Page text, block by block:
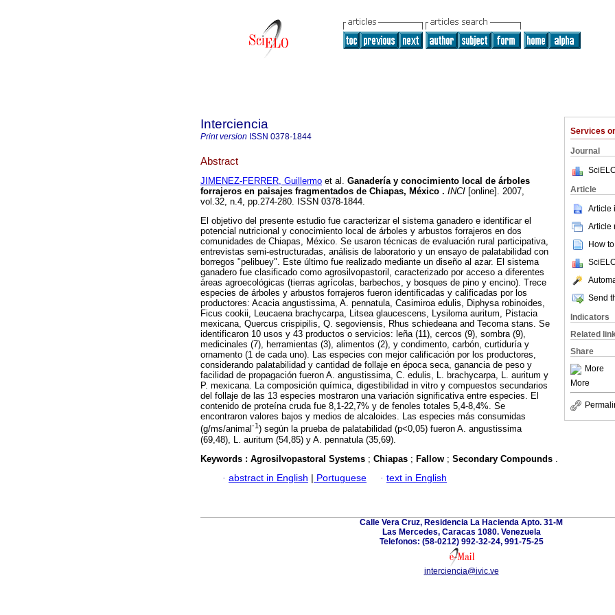
Services
Journal
Article
Article
Article
How
Send
Indicators
Related
Share
More
More
Interciencia
Print version ISSN 0378-1844
Abstract
JIMENEZ-FERRER, Guillermo et al. Ganadería y conocimiento local de árboles
forrajeros en paisajes fragmentados de Chiapas, México . INCI [online]. 2007,
vol.32, n.4, pp.274-280. ISSN 0378-1844.
El objetivo del presente estudio fue caracterizar el sistema ganadero e identificar el
potencial nutricional y conocimiento local de árboles y arbustos forrajeros en dos
comunidades de Chiapas, México. Se usaron técnicas de evaluación rural participativa,
entrevistas semi-estructuradas, análisis de laboratorio y un ensayo de palatabilidad con
borregos "pelibuey". Este último fue realizado mediante un diseño al azar. El sistema
ganadero fue clasificado como agrosilvopastoril, caracterizado por acceso a diferentes
áreas agroecológicas (tierras agrícolas, barbechos, y bosques de pino y encino). Trece
especies de árboles y arbustos forrajeros fueron identificadas y calificadas por los
productores: Acacia angustissima, A. pennatula, Casimiroa edulis, Diphysa robinoides,
Ficus cookii, Leucaena brachycarpa, Litsea glaucescens, Lysiloma auritum, Pistacia
mexicana, Quercus crispipilis, Q. segoviensis, Rhus schiedeana and Tecoma stans. Se
identificaron 10 usos y 43 productos o servicios: leña (11), cercos (9), sombra (9),
medicinales (7), herramientas (3), alimentos (2), y condimento, carbón, curtiduría y
ornamento (1 de cada uno). Las especies con mejor calificación por los productores,
considerando palatabilidad y cantidad de follaje en época seca, ganancia de peso y
facilidad de propagación fueron A. angustissima, C. edulis, L. brachycarpa, L. auritum y
P. mexicana. La composición química, digestibilidad in vitro y compuestos secundarios
del follaje de las 13 especies mostraron una variación significativa entre especies. El
contenido de proteína cruda fue 8,1-22,7% y de fenoles totales 5,4-8,4%. Se
encontraron valores bajos y medios de alcaloides. Las especies más consumidas
(g/ms/animal-1 ) según la prueba de palatabilidad (p<0,05) fueron A. angustissima
(69,48), L. auritum (54,85) y A. pennatula (35,69).
Keywords : Agrosilvopastoral Systems ; Chiapas ; Fallow ; Secondary Compounds
· abstract in English Portuguese · text in English
Calle Vera Cruz, Residencia La Hacienda Apto. 31-M
Las Mercedes, Caracas 1080. Venezuela
Telefonos: (58-0212) 992-32-24, 991-75-25
interciencia@ivic.ve